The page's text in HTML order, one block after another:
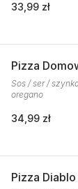
33,99 zł
Pizza
Sos / ser /
oregano
34,99 zł
Pizza Diablo